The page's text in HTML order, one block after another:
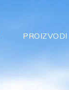
PROIZVODI